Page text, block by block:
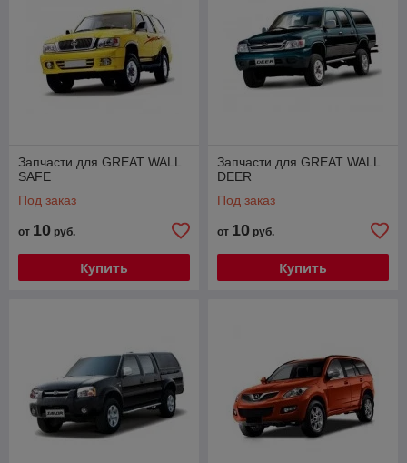
Запчасти для GREAT WALL
SAFE
Под заказ
от 10 руб.
Купить
Запчасти для GREAT WALL
DEER
Под заказ
от 10 руб.
Купить